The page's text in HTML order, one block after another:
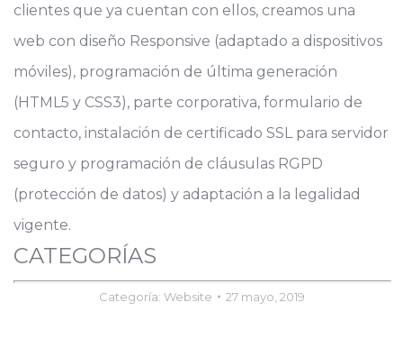
clientes que ya cuentan con ellos, creamos una
web con diseño Responsive (adaptado a dispositivos
móviles), programación de última generación
(HTML5 y CSS3), parte corporativa, formulario de
contacto, instalación de certificado SSL para servidor
seguro y programación de cláusulas RGPD
(protección de datos) y adaptación a la legalidad
vigente.
CATEGORÍAS
Categoría: Website 27 mayo, 2019